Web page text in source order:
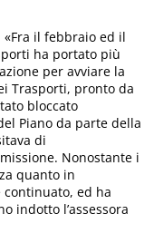
il febbraio ed il
ha portato più
per avviare la
Trasporti, pronto da
bloccato
Piano da parte della
di
Nonostante i
quanto in
ed ha
indotto l’assessora